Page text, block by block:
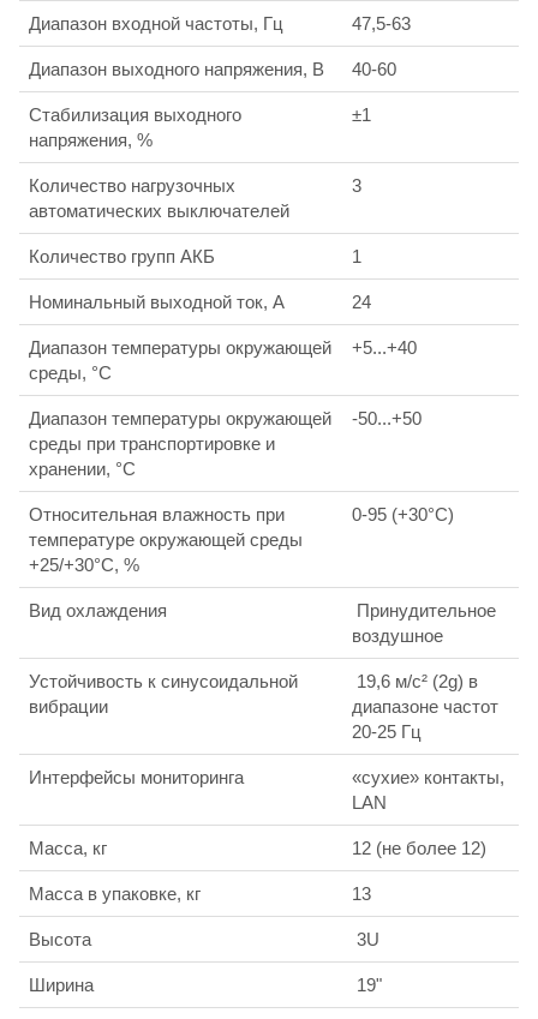
Диапазон входной частоты, Гц 47,5-63
Диапазон выходного напряжения, В 40-60
Стабилизация выходного
напряжения, %
±1
Количество нагрузочных
автоматических выключателей
3
Количество групп АКБ 1
Номинальный выходной ток, А 24
Диапазон температуры окружающей
среды, °С
+5...+40
Диапазон температуры окружающей
среды при транспортировке и
хранении, °С
-50...+50
Относительная влажность при
температуре окружающей среды
+25/+30°С, %
0-95 (+30°С)
Вид охлаждения
Принудительное
воздушное
Устойчивость к синусоидальной
вибрации
19,6 м/с² (2g) в
диапазоне частот
20-25 Гц
Интерфейсы мониторинга
«сухие» контакты,
LAN
Масса, кг 12 (не более 12)
Масса в упаковке, кг 13
Высота 3U
Ширина 19"